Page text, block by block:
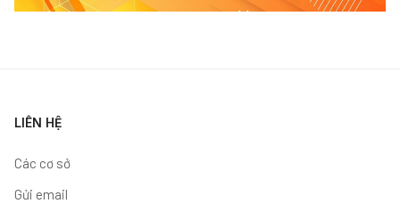
LIÊN HỆ
Các cơ sở
Gửi email